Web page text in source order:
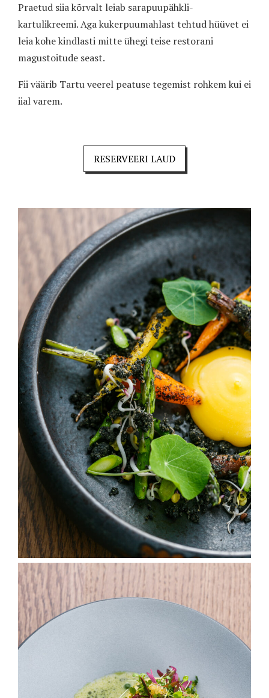
Praetud siia kõrvalt leiab sarapuupähkli-
kartulikreemi. Aga kukerpuumahlast tehtud hüüvet ei
leia kohe kindlasti mitte ühegi teise restorani
magustoitude seast.
Fii väärib Tartu veerel peatuse tegemist rohkem kui ei
iial varem.
RESERVEERI LAUD